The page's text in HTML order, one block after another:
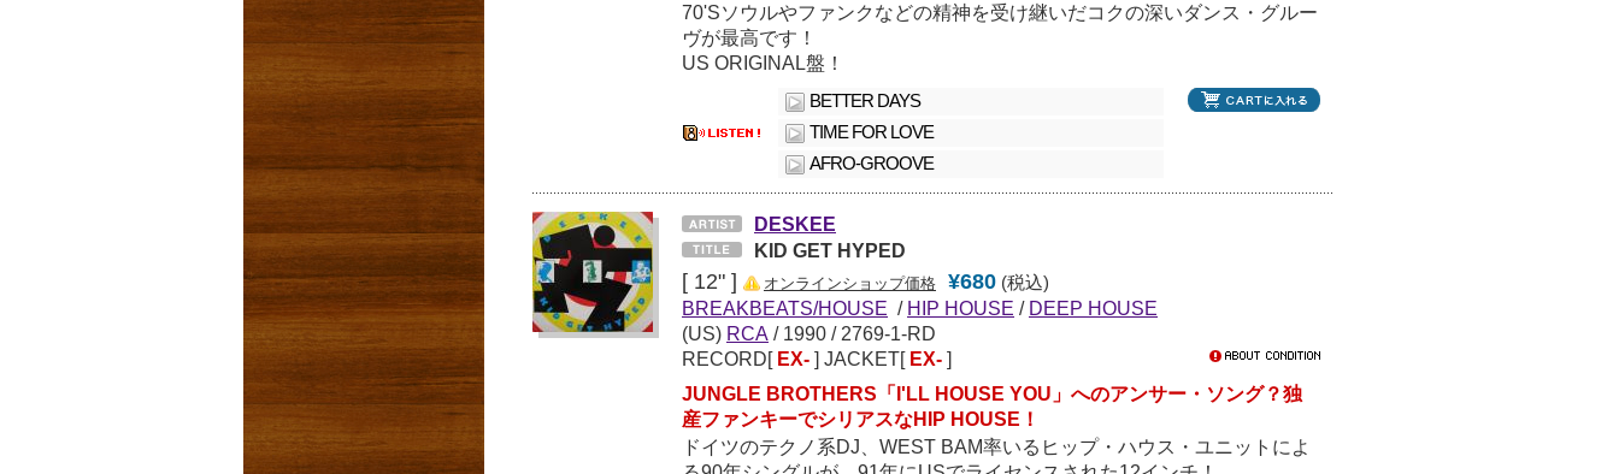
70'Sソウルやファンクなどの精神を受け継いだコクの深いダンス・グルー
ヴが最高です！
US ORIGINAL盤！
BETTER DAYS
TIME FOR LOVE
AFRO-GROOVE
DESKEE
KID GET HYPED
[ 12" ] オンラインショップ価格 ¥680 (税込)
BREAKBEATS/HOUSE / HIP HOUSE / DEEP HOUSE
(US) RCA /1990 / 2769-1-RD
RECORD[ EX- ] JACKET[ EX- ]
JUNGLE BROTHERS「I'LL HOUSE YOU」へのアンサー・ソング？独
産ファンキーでシリアスなHIP HOUSE！
ドイツのテクノ系DJ、WEST BAM率いるヒップ・ハウス・ユニットによ